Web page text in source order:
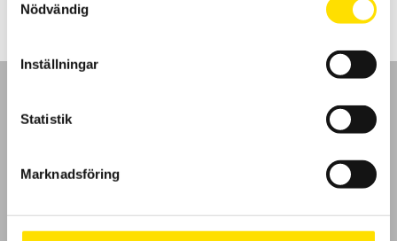
Nödvändig
Inställningar
Statistik
Marknadsföring